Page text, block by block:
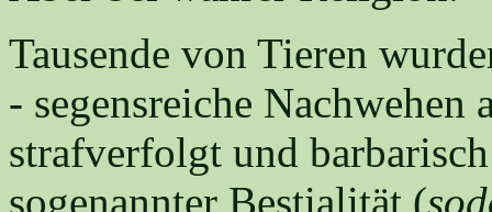
Tausende von Tieren
- segensreiche
strafverfolgt und
sogenannter Bestialität (